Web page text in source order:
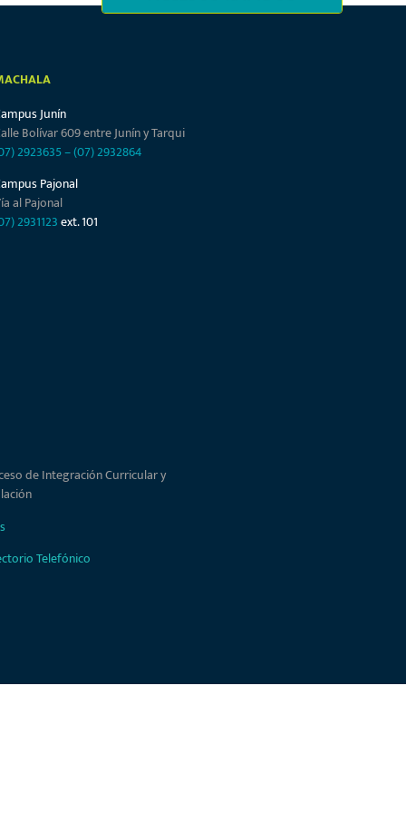
Junín
Bolívar 609 entre Junín y Tarqui
2923635–(07) 2932864
Pajonal
al Pajonal
2931123ext. 101
de Integración Curricular y
Telefónico